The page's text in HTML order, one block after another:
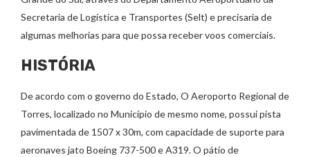
Secretaria de Logística e Transportes (Selt) e precisaria de
algumas melhorias para que possa receber voos comerciais.
HISTÓRIA
De acordo com o governo do Estado, O Aeroporto Regional de
Torres, localizado no Município de mesmo nome, possui pista
pavimentada de 1507 x 30m, com capacidade de suporte para
aeronaves jato Boeing 737-500 e A319. O pátio de